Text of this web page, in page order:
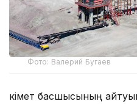
Фото: Валерий Бугаев
Үкімет басшысының